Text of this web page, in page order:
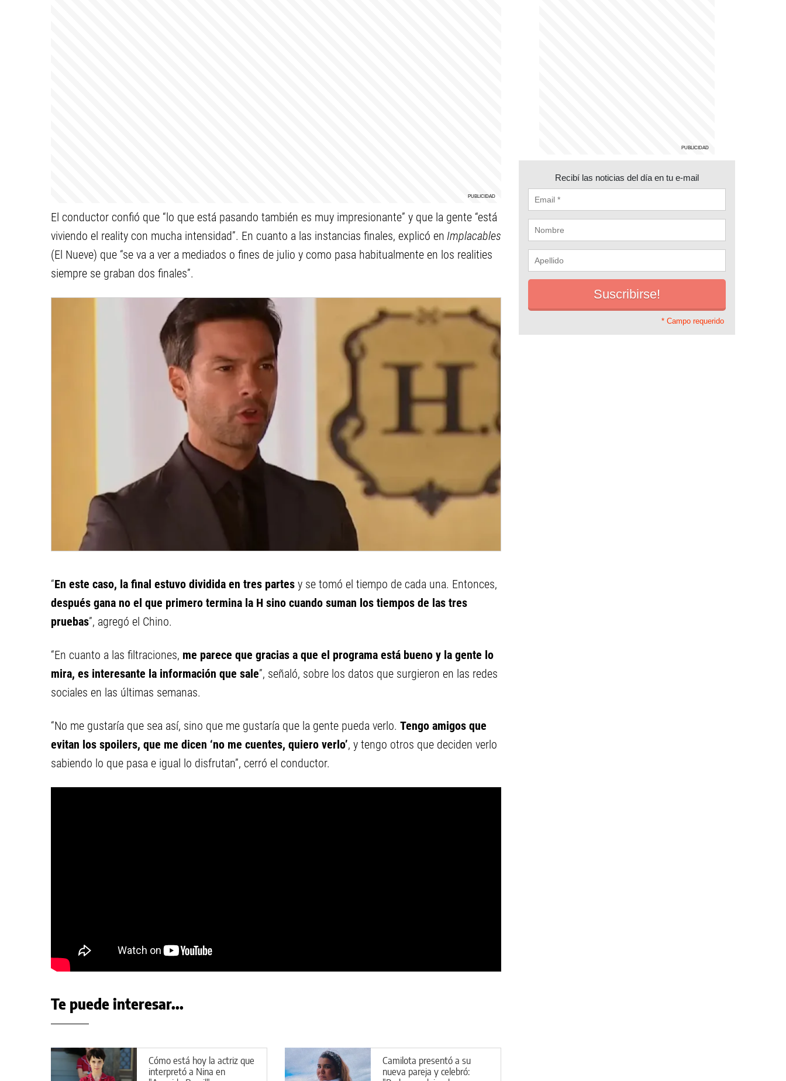
El conductor confió que “lo que está pasando también es muy impresionante” y que la gente “está
viviendo el reality con mucha intensidad”. En cuanto a las instancias finales, explicó en Implacables
(El Nueve) que “se va a ver a mediados o fines de julio y como pasa habitualmente en los realities
siempre se graban dos finales”.
“En este caso, la final estuvo dividida en tres partes y se tomó el tiempo de cada una. Entonces,
después gana no el que primero termina la H sino cuando suman los tiempos de las tres
pruebas”, agregó el Chino.
“En cuanto a las filtraciones, me parece que gracias a que el programa está bueno y la gente lo
mira, es interesante la información que sale”, señaló, sobre los datos que surgieron en las redes
sociales en las últimas semanas.
“No me gustaría que sea así, sino que me gustaría que la gente pueda verlo. Tengo amigos que
evitan los spoilers, que me dicen ‘no me cuentes, quiero verlo’, y tengo otros que deciden verlo
sabiendo lo que pasa e igual lo disfrutan”, cerró el conductor.
Te puede interesar...
Cómo está hoy la actriz que
interpretó a Nina en
Camilota presentó a su
nueva pareja y celebró:
Recibí las noticias del día en tu e-mail
* Campo requerido